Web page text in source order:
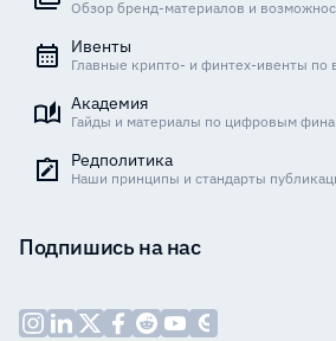
Обзор бренд-материалов и
Ивенты
Главные крипто- и финтех-ивенты по
Академия
Гайды и материалы по цифровым
Редполитика
Наши принципы и стандарты
Подпишись на нас